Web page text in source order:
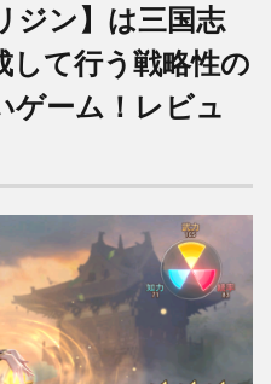
ジン】は三国志
して行う戦略性の
ゲーム！レビュ